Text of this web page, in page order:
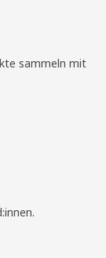
sammeln mit